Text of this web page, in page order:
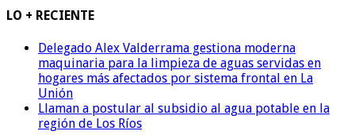
LO + RECIENTE
Delegado Alex Valderrama gestiona moderna
maquinaria para la limpieza de aguas servidas en
hogares más afectados por sistema frontal en La
Unión
Llaman a postular al subsidio al agua potable en la
región de Los Ríos